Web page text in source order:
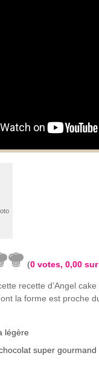
(0 votes, 0,00 sur
recette d’Angel
la forme est proche
légère
super gourmand